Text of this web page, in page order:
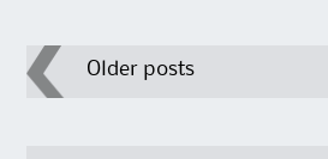
PostOlder posts